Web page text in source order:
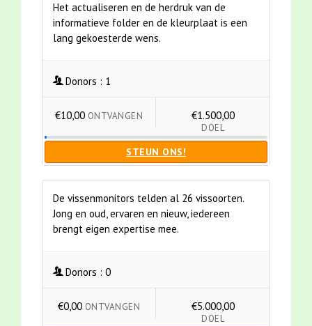
Het actualiseren en de herdruk van de
informatieve folder en de kleurplaat is een
lang gekoesterde wens.
Donors : 1
€10,00 ONTVANGEN €1.500,00
DOEL
STEUN ONS!
De vissenmonitors telden al 26 vissoorten.
Jong en oud, ervaren en nieuw, iedereen
brengt eigen expertise mee.
Donors : 0
€0,00 ONTVANGEN €5.000,00
DOEL